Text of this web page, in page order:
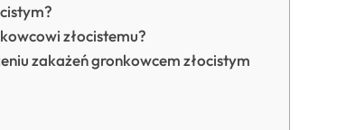
złocistemu?
zakażeń gronkowcem złocistym